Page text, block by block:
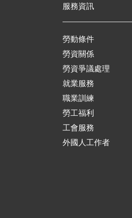
服務資訊
勞動條件
勞資關係
勞資爭議處理
就業服務
職業訓練
勞工福利
工會服務
外國人工作者